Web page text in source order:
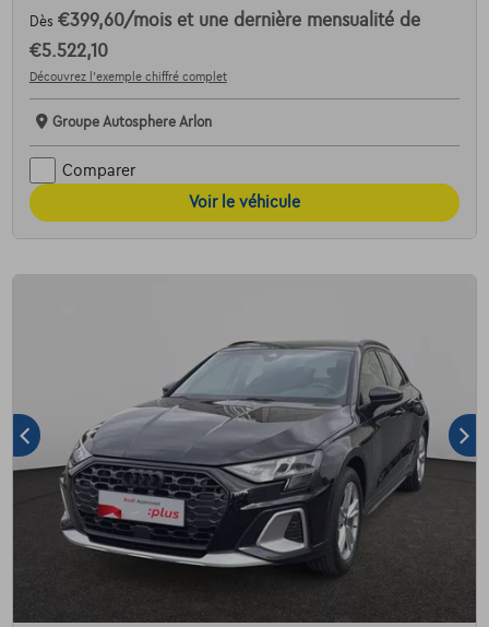
Dès €399,60/mois et une dernière mensualité de
€5.522,10
Découvrez l’exemple chiffré complet
Groupe Autosphere Arlon
Comparer
Voir le véhicule